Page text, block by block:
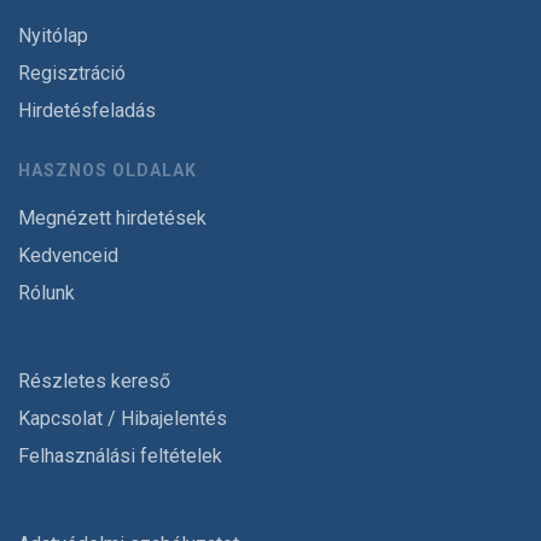
Nyitólap
Regisztráció
Hirdetésfeladás
HASZNOS OLDALAK
Megnézett hirdetések
Kedvenceid
Rólunk
Részletes kereső
Kapcsolat / Hibajelentés
Felhasználási feltételek